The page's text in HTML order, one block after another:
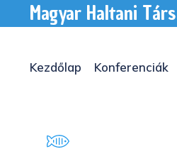
Magyar Haltani
Kezdőlap Konferenciák